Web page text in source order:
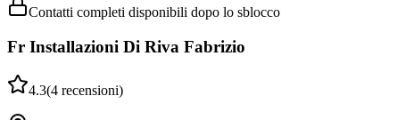
Contatti completi disponibili dopo lo sblocco
Fr Installazioni Di Riva Fabrizio
4.3(4 recensioni)